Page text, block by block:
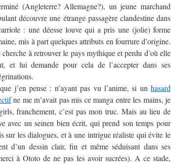
(Angleterre? Allemagne?), un jeune marchand
découvre une étrange passagère clandestine dans
: une déesse louve qui a pris une (jolie) forme
mis à part quelques attributs en fourrure d’origine.
à retrouver le pays mythique et perdu d’où elle
et lui demande pour cela de l’accepter dans ses
j’en pense : n’ayant pas vu l’anime, si un hasard
ne me m’avait pas mis ce manga entre les mains, je
franchement, c’est pas mon truc. Mais au lieu de
avec un seinen bien écrit, qui prend son temps pour
sur les dialogues, et à une intrigue réaliste qui évite le
d’un dessin clair, fin et même séduisant dans ses
à Ototo de ne pas les avoir sucrées). A ce stade,